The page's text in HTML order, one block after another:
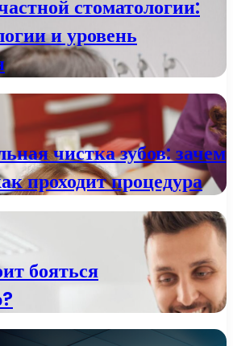
стоматологии:
и уровень
чистка зубов: зачем
проходит процедура
бояться